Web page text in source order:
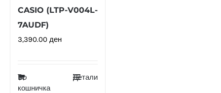
CASIO (LTP-V004L-
7AUDF)
3,390.00 ден
Во
кошничка
Детали